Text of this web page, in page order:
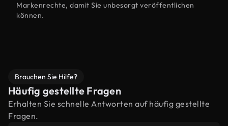
Markenrechte, damit Sie unbesorgt veröffentlichen
können.
Brauchen Sie Hilfe?
Häufig gestellte Fragen
Erhalten Sie schnelle Antworten auf häufig gestellte
Fragen.